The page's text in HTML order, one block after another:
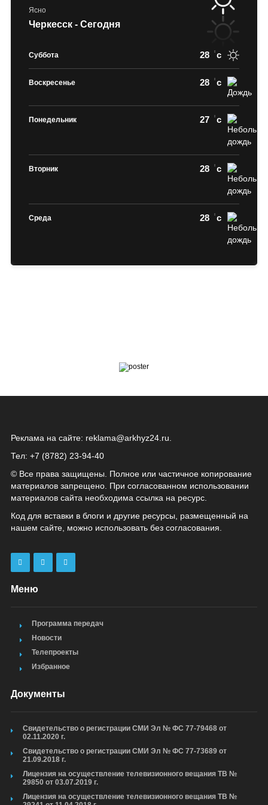
Ясно
Черкесск - Сегодня
Суббота 28 c
Воскресенье 28 c
Понедельник 27 c
Вторник 28 c
Среда 28 c
Реклама на сайте: reklama@arkhyz24.ru
Тел: +7 (8782) 23‑94‑40
© Все права защищены. Полное или частичное копирование
материалов запрещено. При согласованном использовании
материалов сайта необходима ссылка на ресурс.
Код для вставки в блоги и другие ресурсы, размещенный на
нашем сайте, можно использовать без согласования.
Меню
Программа передач
Новости
Телепроекты
Избранное
Документы
Свидетельство о регистрации СМИ Эл № ФС 77-79468 от
02.11.2020 г.
Свидетельство о регистрации СМИ Эл № ФС 77-73689 от
21.09.2018 г.
Лицензия на осуществление телевизионного вещания ТВ №
29850 от 03.07.2019 г.
Лицензия на осуществление телевизионного вещания ТВ №